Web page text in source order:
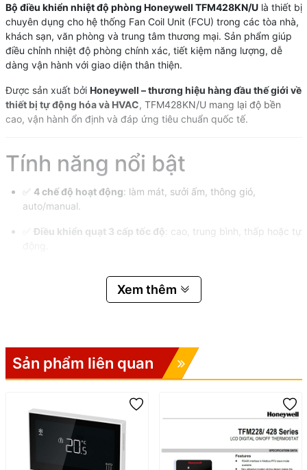
Bộ điều khiển nhiệt độ phòng Honeywell TFM428KN/Ulà thiết bị
chuyên dụng cho hệ thống Fan Coil Unit (FCU) trong các tòa nhà,
khách sạn, văn phòng và trung tâm thương mại. Sản phẩm giúp
điều chỉnh nhiệt độ phòng chính xác, tiết kiệm năng lượng, dễ
dàng vận hành với giao diện thân thiện.
Được sản xuất bởi Honeywell – thương hiệu hàng đầu thế giới về
thiết bị tự động hóa và HVAC, TFM428KN/U mang lại độ bền
cao, vận hành ổn định và đáp ứng tiêu chuẩn quốc tế.
Tính năng nổi bật
✅ 4 chế độ hoạt động: làm mát, sưởi ấm, thông gió,
auto/manual.
Điều khiển quạt 3 cấp tốc độ: cao, trung bình, thấp hoặc tự
Màn hình LCD rõ nét, hiển thị nhiệt độ phòng và trạng thái
không có người.
✅Thiết kế gọn gàng, dễ lắp đặt trên hộp âm tường tiêu
Thông số kỹ thuật chính
Nguồn điện: 90 – 264 VAC, 50/60 Hz
Xem thêm
Sản phẩm liên quan